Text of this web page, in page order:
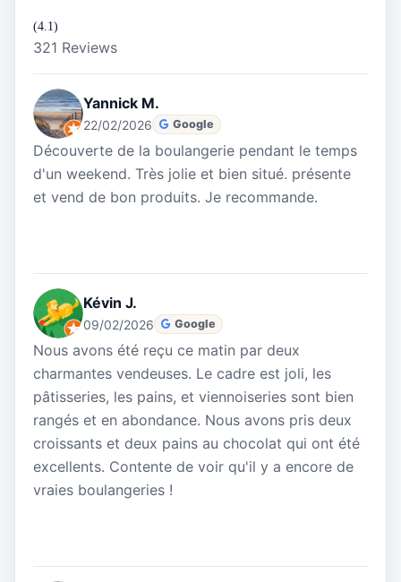
(4.1)
321 Reviews
Yannick M.
22/02/2026 Google
Découverte de la boulangerie pendant le temps
d'un weekend. Très jolie et bien situé. présente
et vend de bon produits. Je recommande.
Kévin J.
09/02/2026 Google
Nous avons été reçu ce matin par deux
charmantes vendeuses. Le cadre est joli, les
pâtisseries, les pains, et viennoiseries sont bien
rangés et en abondance. Nous avons pris deux
croissants et deux pains au chocolat qui ont été
excellents. Contente de voir qu'il y a encore de
vraies boulangeries !